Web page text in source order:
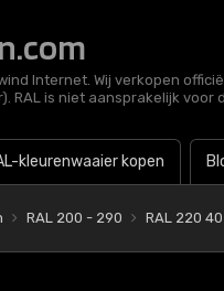
Internet. Wij verkopen
RAL is niet aansprakelijk voor
kleurenwaaier kopen
RAL 200 - 290 RAL 220